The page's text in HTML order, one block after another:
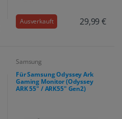
Ausverkauft 29,99 €
Samsung
Für Samsung Odyssey Ark
Gaming Monitor (Odyssey
ARK 55" / ARK55" Gen2)